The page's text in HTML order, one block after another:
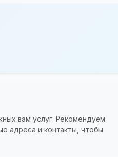
вам услуг. Рекомендуем
адреса и контакты, чтобы